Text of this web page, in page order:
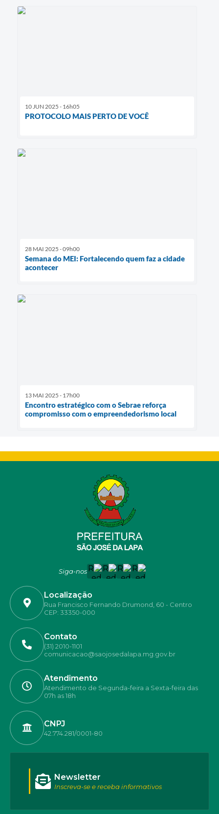
10 JUN 2025 - 16h05
PROTOCOLO MAIS PERTO DE VOCÊ
28 MAI 2025 - 09h00
Semana do MEI: Fortalecendo quem faz a cidade
acontecer
13 MAI 2025 - 17h00
Encontro estratégico com o Sebrae reforça
compromisso com o empreendedorismo local
Siga-nos
Localização
Rua Francisco Fernando Drumond, 60 - Centro
CEP: 33350-000
Contato
(31) 2010-1101
comunicacao@saojosedalapa.mg.gov.br
Atendimento
Atendimento de Segunda-feira a Sexta-feira das
07h as 18h
CNPJ
42.774.281/0001-80
Newsletter
Inscreva-se e receba informativos